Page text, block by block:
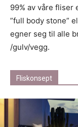
99% av våre fliser
”full body stone”
egner seg til alle
/gulv/vegg.
Fliskonsept